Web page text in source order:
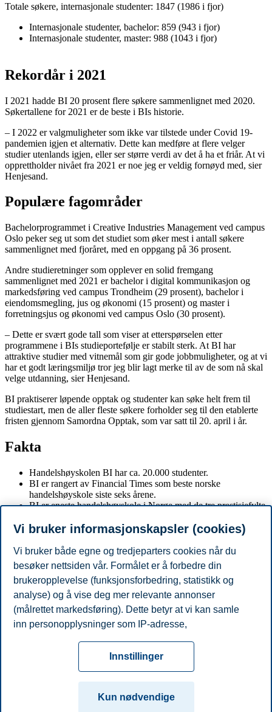
Totale søkere, internasjonale studenter: 1847 (1986 i fjor)
Internasjonale studenter, bachelor: 859 (943 i fjor)
Internasjonale studenter, master: 988 (1043 i fjor)
Rekordår i 2021
I 2021 hadde BI 20 prosent flere søkere sammenlignet med 2020.
Søkertallene for 2021 er de beste i BIs historie.
– I 2022 er valgmuligheter som ikke var tilstede under Covid 19-
pandemien igjen et alternativ. Dette kan medføre at flere velger
studier utenlands igjen, eller ser større verdi av det å ha et friår. At vi
opprettholder nivået fra 2021 er noe jeg er veldig fornøyd med, sier
Henjesand.
Populære fagområder
Bachelorprogrammet i Creative Industries Management ved campus
Oslo peker seg ut som det studiet som øker mest i antall søkere
sammenlignet med fjoråret, med en oppgang på 36 prosent.
Andre studieretninger som opplever en solid fremgang
sammenlignet med 2021 er bachelor i digital kommunikasjon og
markedsføring ved campus Trondheim (29 prosent), bachelor i
eiendomsmegling, jus og økonomi (15 prosent) og master i
forretningsjus og økonomi ved campus Oslo (30 prosent).
– Dette er svært gode tall som viser at etterspørselen etter
programmene i BIs studieportefølje er stabilt sterk. At BI har
attraktive studier med vitnemål som gir gode jobbmuligheter, og at vi
har et godt læringsmiljø tror jeg blir lagt merke til av de som nå skal
velge utdanning, sier Henjesand.
BI praktiserer løpende opptak og studenter kan søke helt frem til
studiestart, men de aller fleste søkere forholder seg til den etablerte
fristen gjennom Samordna Opptak, som var satt til 20. april i år.
Fakta
Handelshøyskolen BI har ca. 20.000 studenter.
BI er rangert av Financial Times som beste norske
handelshøyskole siste seks årene.
BI er eneste handelshøyskole i Norge med de tre prestisjefylte
Hvert år har BIs bachelor- og masterprogrammer cirka 10.000
Søkertallene er sammenlignet mellom 19. april i 2021 og 25.
april i 2022.
Det er begrenset med antall plasser på hvert studieprogram.
Faglig vurdering og karaktersnitt avgjør hvem som får plass.
Del artikkelen:
Tilgjengelighetserklæring
Kontakt oss
Vi bruker informasjonskapsler (cookies)
Vi bruker både egne og tredjeparters cookies når du
besøker nettsiden vår. Formålet er å forbedre din
brukeropplevelse (funksjonsforbedring, statistikk og
analyse) og å vise deg mer relevante annonser
(målrettet markedsføring). Dette betyr at vi kan samle
inn personopplysninger som IP-adresse,
cookies som er nødvendige for at nettsiden skal
fungere, kan du enten godta alle eller tilpasse ditt
samtykke ved å endre innstillinger.
Innstillinger
Kun nødvendige